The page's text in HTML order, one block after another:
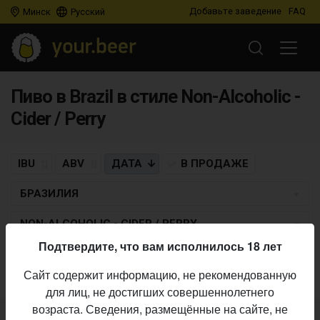
Минск Русский Добавьте заведение FAQ
Пиво в Brazil в стиле Non-Alcoholic -
Cider / Perry
IBU ABV ДАТА В ПРОДАЖЕ
БРАЗИЛИЯ
NON-ALCOHOLIC - CIDER / PERRY
Пиво по заданным критериям не найдено
Подтвердите, что вам исполнилось 18 лет
Сайт содержит информацию, не рекомендованную
для лиц, не достигших совершеннолетнего
возраста. Сведения, размещённые на сайте, не